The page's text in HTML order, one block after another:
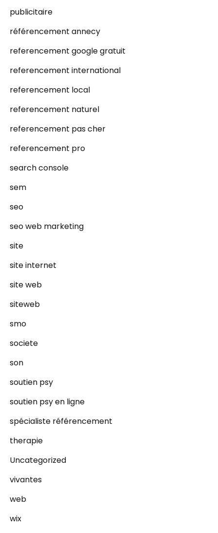
publicitaire
référencement annecy
referencement google gratuit
referencement international
referencement local
referencement naturel
referencement pas cher
referencement pro
search console
sem
seo
seo web marketing
site
site internet
site web
siteweb
smo
societe
son
soutien psy
soutien psy en ligne
spécialiste référencement
therapie
Uncategorized
vivantes
web
wix